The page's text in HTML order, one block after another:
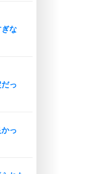
な
っ
っ